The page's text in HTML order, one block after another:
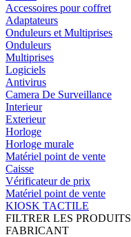
Accessoires pour coffret
Adaptateurs
Onduleurs et Multiprises
Onduleurs
Multiprises
Logiciels
Antivirus
Camera De Surveillance
Interieur
Exterieur
Horloge
Horloge murale
Matériel point de vente
Caisse
Vérificateur de prix
Matériel point de vente
KIOSK TACTILE
FILTRER LES PRODUITS
FABRICANT